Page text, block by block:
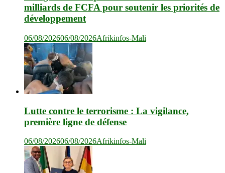
milliards de FCFA pour soutenir les priorités de
développement
06/08/202606/08/2026Afrikinfos-Mali
Lutte contre le terrorisme : La vigilance,
première ligne de défense
06/08/202606/08/2026Afrikinfos-Mali